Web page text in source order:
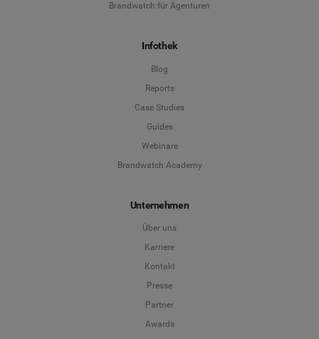
Brandwatch für Agenturen
Infothek
Blog
Reports
Case Studies
Guides
Webinare
Brandwatch Academy
Unternehmen
Über uns
Karriere
Kontakt
Presse
Partner
Awards